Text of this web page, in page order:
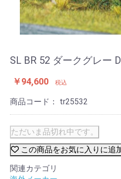
SL BR 52 ダークグレー
￥94,600 税込
商品コード： tr25532
ただいま品切れ中です。
この商品をお気に入りに追
関連カテゴリ